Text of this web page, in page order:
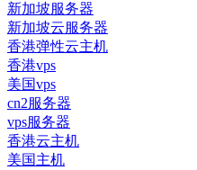
新加坡服务器
新加坡云服务器
香港弹性云主机
香港vps
美国vps
cn2服务器
vps服务器
香港云主机
美国主机